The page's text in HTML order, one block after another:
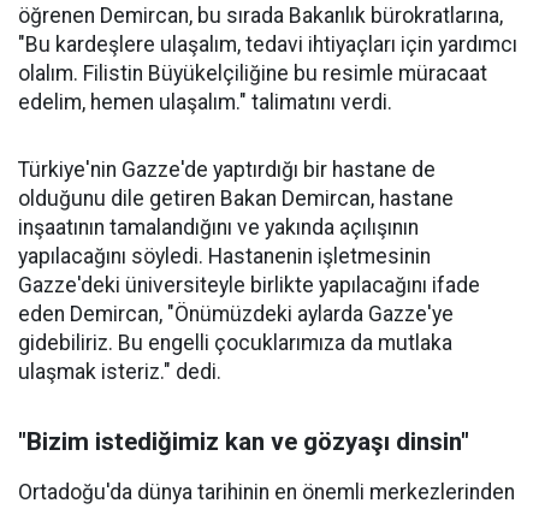
öğrenen Demircan, bu sırada Bakanlık bürokratlarına,
"Bu kardeşlere ulaşalım, tedavi ihtiyaçları için yardımcı
olalım. Filistin Büyükelçiliğine bu resimle müracaat
edelim, hemen ulaşalım." talimatını verdi.
Türkiye'nin Gazze'de yaptırdığı bir hastane de
olduğunu dile getiren Bakan Demircan, hastane
inşaatının tamalandığını ve yakında açılışının
yapılacağını söyledi. Hastanenin işletmesinin
Gazze'deki üniversiteyle birlikte yapılacağını ifade
eden Demircan, "Önümüzdeki aylarda Gazze'ye
gidebiliriz. Bu engelli çocuklarımıza da mutlaka
ulaşmak isteriz." dedi.
"Bizim istediğimiz kan ve gözyaşı dinsin"
Ortadoğu'da dünya tarihinin en önemli merkezlerinden